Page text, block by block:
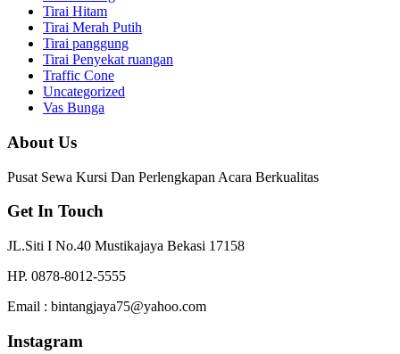
Tirai Hitam
Tirai Merah Putih
Tirai panggung
Tirai Penyekat ruangan
Traffic Cone
Uncategorized
Vas Bunga
About Us
Pusat Sewa Kursi Dan Perlengkapan Acara Berkualitas
Get In Touch
JL.Siti I No.40 Mustikajaya Bekasi 17158
HP. 0878-8012-5555
Email : bintangjaya75@yahoo.com
Instagram